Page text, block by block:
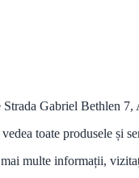
Strada Gabriel Bethlen
toate produsele și
multe informații,